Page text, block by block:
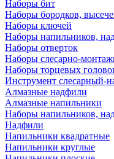
Наборы бит
Наборы бородков,
Наборы ключей
Наборы напильников,
Наборы отверток
Наборы слесарно-
Наборы торцевых
Инструмент слесарный-
Алмазные надфили
Алмазные напильники
Наборы напильников,
Надфили
Напильники квадратные
Напильники круглые